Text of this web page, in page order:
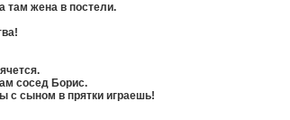
там жена в постели.
сосед Борис.
с сыном в прятки играешь!